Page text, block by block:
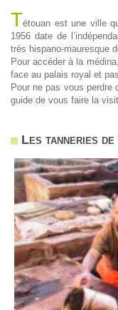
Tétouan est une ville
1956 date de
très hispano-mauresque
Pour accéder à la
face au palais royal et
Pour ne pas vous perdre
guide de vous faire la
Les tanneries